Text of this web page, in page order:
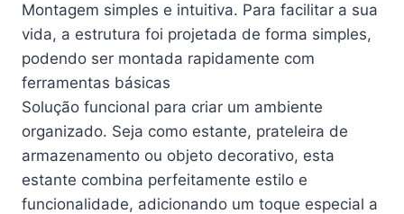
Montagem simples e intuitiva. Para facilitar a sua
vida, a estrutura foi projetada de forma simples,
podendo ser montada rapidamente com
ferramentas básicas
Solução funcional para criar um ambiente
organizado. Seja como estante, prateleira de
armazenamento ou objeto decorativo, esta
estante combina perfeitamente estilo e
funcionalidade, adicionando um toque especial a